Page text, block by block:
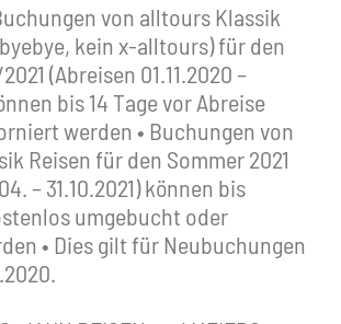
von alltours Klassik
kein x-alltours) für den
(Abreisen 01.11.2020 –
bis 14 Tage vor Abreise
werden • Buchungen von
Reisen für den Sommer 2021
– 31.10.2021) können bis
umgebucht oder
• Dies gilt für Neubuchungen